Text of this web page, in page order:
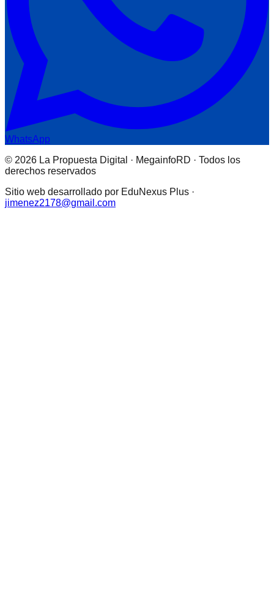
WhatsApp
© 2026 La Propuesta Digital · MegainfoRD · Todos los
derechos reservados
Sitio web desarrollado por EduNexus Plus ·
jimenez2178@gmail.com